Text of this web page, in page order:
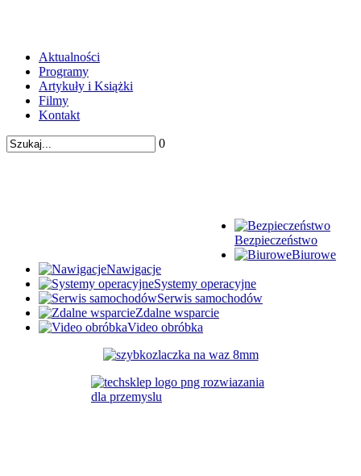
Aktualności
Programy
Artykuły i Książki
Filmy
Kontakt
0
Bezpieczeństwo
Biurowe
Nawigacje
Systemy operacyjne
Serwis samochodów
Zdalne wsparcie
Video obróbka